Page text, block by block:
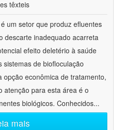
têxteis
um setor que produz efluentes
descarte inadequado acarreta
efeito deletério à saúde
sistemas de biofloculação
opção econômica de tratamento,
atenção para esta área é o
biológicos. Conhecidos...
mais